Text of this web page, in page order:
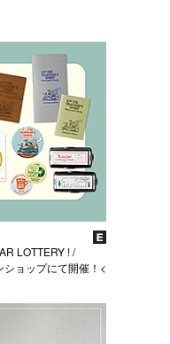
LOTTERY ! /
ョップにて開催！<